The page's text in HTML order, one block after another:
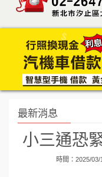
最新消息
小三通恐
時間：2025/